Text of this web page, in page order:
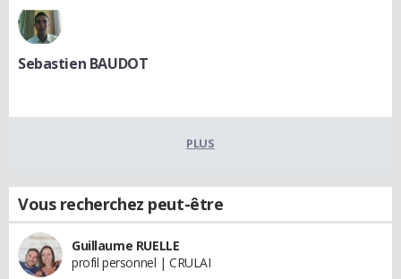
Sebastien BAUDOT
PLUS
Vous recherchez peut-être
Guillaume RUELLE
profil personnel | CRULAI